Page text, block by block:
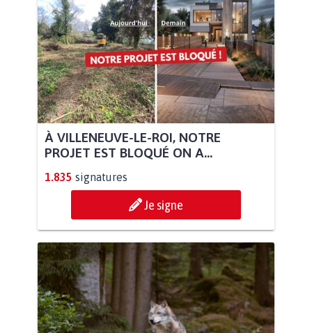
À VILLENEUVE-LE-ROI, NOTRE
PROJET EST BLOQUÉ ON A...
1.835 signatures
Je signe